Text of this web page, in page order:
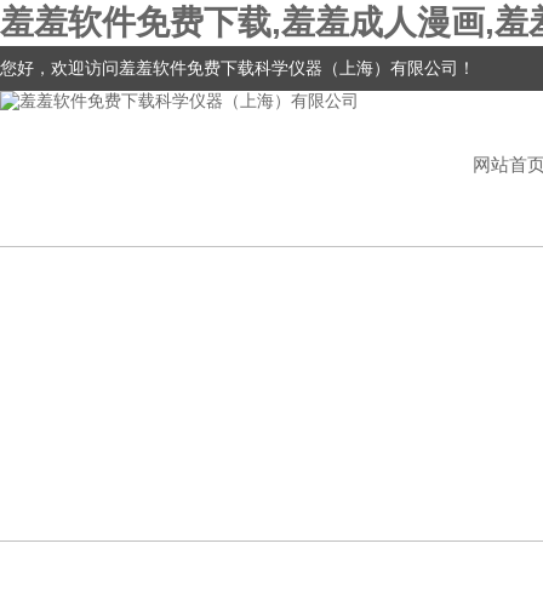
羞羞软件免费下载,羞羞成人漫画,
您好，欢迎访问羞羞软件免费下载科学仪器（上海）有限公司！
网站首